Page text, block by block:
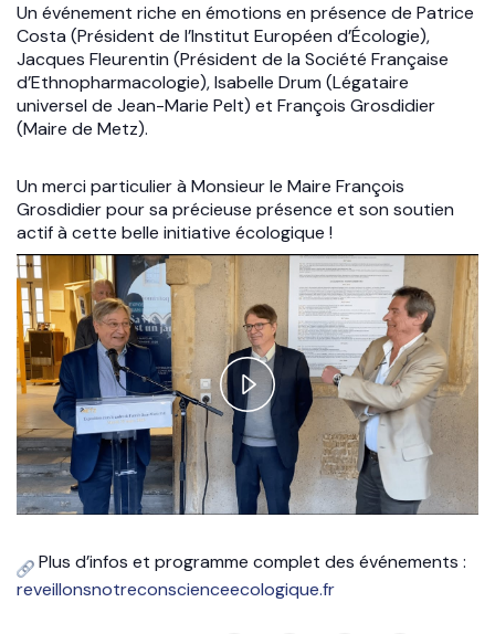
Un événement riche en émotions en présence de Patrice
Costa (Président de l’Institut Européen d’Écologie),
Jacques Fleurentin (Président de la Société Française
d’Ethnopharmacologie), Isabelle Drum (Légataire
universel de Jean-Marie Pelt) et François Grosdidier
(Maire de Metz).
Un merci particulier à Monsieur le Maire François
Grosdidier pour sa précieuse présence et son soutien
actif à cette belle initiative écologique !
y
V
i
e
o
Plus d’infos et programme complet des événements :
reveillonsnotreconscienceecologique.fr